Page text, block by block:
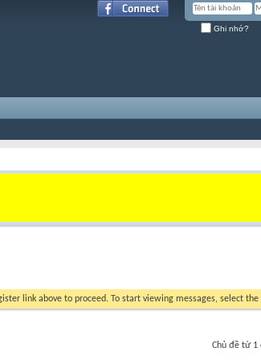
Ghi nhớ?
link above to proceed. To start viewing messages, select
Chủ đề từ 1